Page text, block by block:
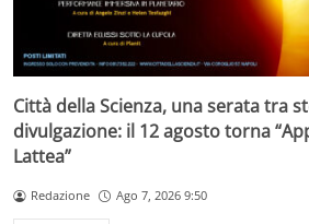
Città della Scienza, una serata tra
divulgazione: il 12 agosto torna
Lattea”
Redazione Ago 7, 2026 9:50